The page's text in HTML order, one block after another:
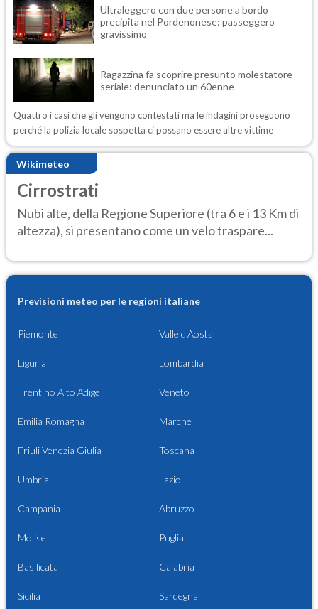
Ultraleggero con due persone a bordo
precipita nel Pordenonese: passeggero
gravissimo
Ragazzina fa scoprire presunto molestatore
seriale: denunciato un 60enne
Quattro i casi che gli vengono contestati ma le indagini proseguono
perché la polizia locale sospetta ci possano essere altre vittime
Wikimeteo
Cirrostrati
Nubi alte, della Regione Superiore (tra 6 e i 13 Km di
altezza), si presentano come un velo traspare...
Previsioni meteo per le regioni italiane
Piemonte Valle d'Aosta
Liguria Lombardia
Trentino Alto Adige Veneto
Emilia Romagna Marche
Friuli Venezia Giulia Toscana
Umbria Lazio
Campania Abruzzo
Molise Puglia
Basilicata Calabria
Sicilia Sardegna